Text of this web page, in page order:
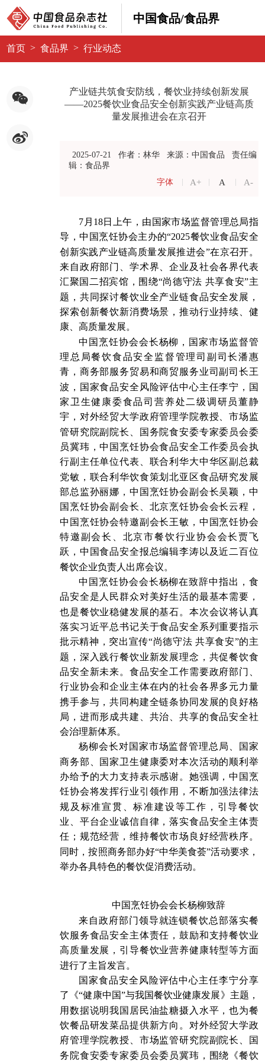
中国食品/食品界
首页 > 食品界 > 行业动态
产业链共筑食安防线，餐饮业持续创新发展
——2025餐饮业食品安全创新实践产业链高质
量发展推进会在京召开
2025-07-21 作者：林华 来源：中国食品
责任编
辑：食品界
字体
A+ A A-
7月18日上午，由国家市场监督管理总局指
导，中国烹饪协会主办的“2025餐饮业食品安全
创新实践产业链高质量发展推进会”在京召开。
来自政府部门、学术界、企业及社会各界代表
汇聚国二招宾馆，围绕“尚德守法 共享食安”主
题，共同探讨餐饮业全产业链食品安全发展，
探索创新餐饮新消费场景，推动行业持续、健
康、高质量发展。
中国烹饪协会会长杨柳，国家市场监督管
理总局餐饮食品安全监督管理司副司长潘惠
青，商务部服务贸易和商贸服务业司副司长王
波，国家食品安全风险评估中心主任李宁，国
家卫生健康委食品司营养处二级调研员董静
宇，对外经贸大学政府管理学院教授、市场监
管研究院副院长、国务院食安委专家委员会委
员冀玮，中国烹饪协会食品安全工作委员会执
行副主任单位代表、联合利华大中华区副总裁
党敏，联合利华饮食策划北亚区食品研究发展
部总监孙丽娜，中国烹饪协会副会长吴颖，中
国烹饪协会副会长、北京烹饪协会会长云程，
中国烹饪协会特邀副会长王敏，中国烹饪协会
特邀副会长、北京市餐饮行业协会会长贾飞
跃，中国食品安全报总编辑李涛以及近二百位
餐饮企业负责人出席会议。
中国烹饪协会会长杨柳在致辞中指出，食
品安全是人民群众对美好生活的最基本需要，
也是餐饮业稳健发展的基石。本次会议将认真
落实习近平总书记关于食品安全系列重要指示
批示精神，突出宣传“尚德守法 共享食安”的主
题，深入践行餐饮业新发展理念，共促餐饮食
品安全新未来。食品安全工作需要政府部门、
行业协会和企业主体在内的社会各界多元力量
携手参与，共同构建全链条协同发展的良好格
局，进而形成共建、共治、共享的食品安全社
会治理新体系。
杨柳会长对国家市场监督管理总局、国家
商务部、国家卫生健康委对本次活动的顺利举
办给予的大力支持表示感谢。她强调，中国烹
饪协会将发挥行业引领作用，不断加强法律法
规及标准宣贯、标准建设等工作，引导餐饮
业、平台企业诚信自律，落实食品安全主体责
任；规范经营，维持餐饮市场良好经营秩序。
同时，按照商务部办好“中华美食荟”活动要求，
举办各具特色的餐饮促消费活动。
中国烹饪协会会长杨柳致辞
来自政府部门领导就连锁餐饮总部落实餐
饮服务食品安全主体责任，鼓励和支持餐饮业
高质量发展，引导餐饮业营养健康转型等方面
进行了主旨发言。
国家食品安全风险评估中心主任李宁分享
了《“健康中国”与我国餐饮业健康发展》主题，
用数据说明我国居民油盐糖摄入水平，也为餐
饮餐品研发菜品提供新方向。对外经贸大学政
府管理学院教授、市场监管研究院副院长、国
务院食安委专家委员会委员冀玮，围绕《餐饮